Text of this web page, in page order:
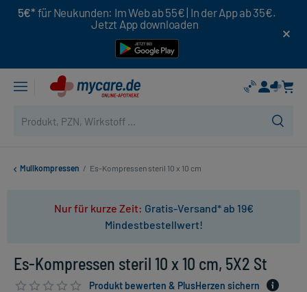
5€* für Neukunden: Im Web ab 55€ | In der App ab 35€.
Jetzt App downloaden
Mullkompressen / Es-Kompressen steril 10 x 10 cm
Nur für kurze Zeit: Gratis-Versand* ab 19€
Mindestbestellwert!
Es-Kompressen steril 10 x 10 cm, 5X2 St
Produkt bewerten & PlusHerzen sichern